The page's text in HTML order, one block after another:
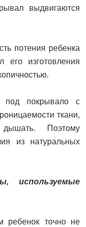
выдвигаются
потения ребенка
изготовления
под покрывало с
ткани,
Поэтому
из натуральных
используемые
ребенок точно не